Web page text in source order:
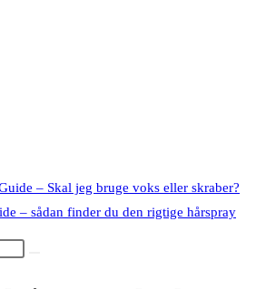
– Skal jeg bruge voks eller skraber?
– sådan finder du den rigtige hårspray